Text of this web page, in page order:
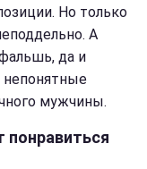
Но только
А
да и
мужчины.